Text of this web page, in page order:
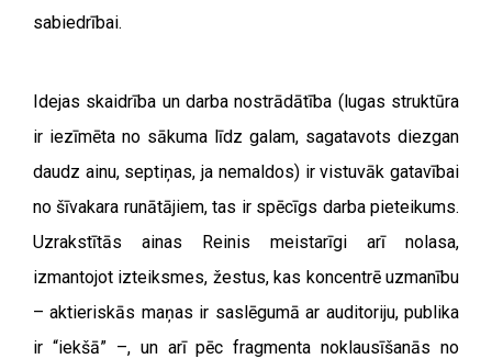
sabiedrībai.
Idejas skaidrība un darba nostrādātība (lugas struktūra
ir iezīmēta no sākuma līdz galam, sagatavots diezgan
daudz ainu, septiņas, ja nemaldos) ir vistuvāk gatavībai
no šīvakara runātājiem, tas ir spēcīgs darba pieteikums.
Uzrakstītās ainas Reinis meistarīgi arī nolasa,
izmantojot izteiksmes, žestus, kas koncentrē uzmanību
– aktieriskās maņas ir saslēgumā ar auditoriju, publika
ir “iekšā” –, un arī pēc fragmenta noklausīšanās no